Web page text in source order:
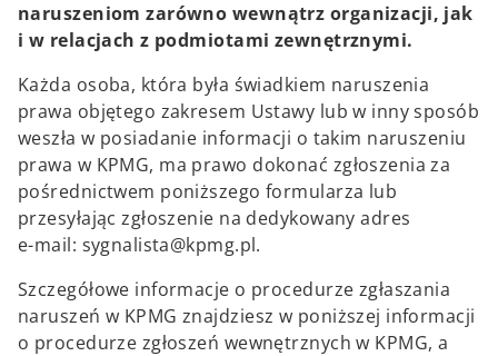
naruszeniom zarówno wewnątrz organizacji, jak
i w relacjach z podmiotami zewnętrznymi.
Każda osoba, która była świadkiem naruszenia
prawa objętego zakresem Ustawy lub w inny sposób
weszła w posiadanie informacji o takim naruszeniu
prawa w KPMG, ma prawo dokonać zgłoszenia za
pośrednictwem poniższego formularza lub
przesyłając zgłoszenie na dedykowany adres
e-mail: sygnalista@kpmg.pl.
Szczegółowe informacje o procedurze zgłaszania
naruszeń w KPMG znajdziesz w poniższej informacji
o procedurze zgłoszeń wewnętrznych w KPMG, a